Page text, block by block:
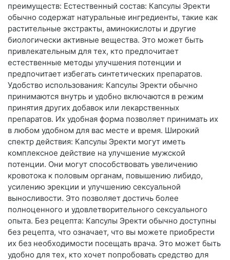
преимуществ: Естественный состав: Капсулы Эректи
обычно содержат натуральные ингредиенты, такие как
растительные экстракты, аминокислоты и другие
биологически активные вещества. Это может быть
привлекательным для тех, кто предпочитает
естественные методы улучшения потенции и
предпочитает избегать синтетических препаратов.
Удобство использования: Капсулы Эректи обычно
принимаются внутрь и удобно включаются в режим
принятия других добавок или лекарственных
препаратов. Их удобная форма позволяет принимать их
в любом удобном для вас месте и время. Широкий
спектр действия: Капсулы Эректи могут иметь
комплексное действие на улучшение мужской
потенции. Они могут способствовать увеличению
кровотока к половым органам, повышению либидо,
усилению эрекции и улучшению сексуальной
выносливости. Это позволяет достичь более
полноценного и удовлетворительного сексуального
опыта. Без рецепта: Капсулы Эректи обычно доступны
без рецепта, что означает, что вы можете приобрести
их без необходимости посещать врача. Это может быть
удобно для тех, кто хочет попробовать средство для